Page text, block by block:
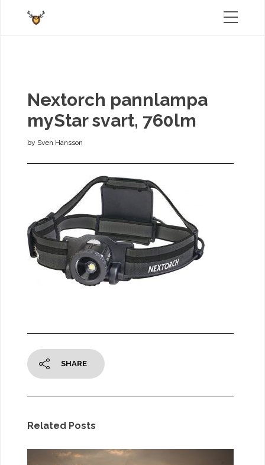
Nextorch pannlampa
myStar svart, 760lm
by Sven Hansson
SHARE
Related Posts